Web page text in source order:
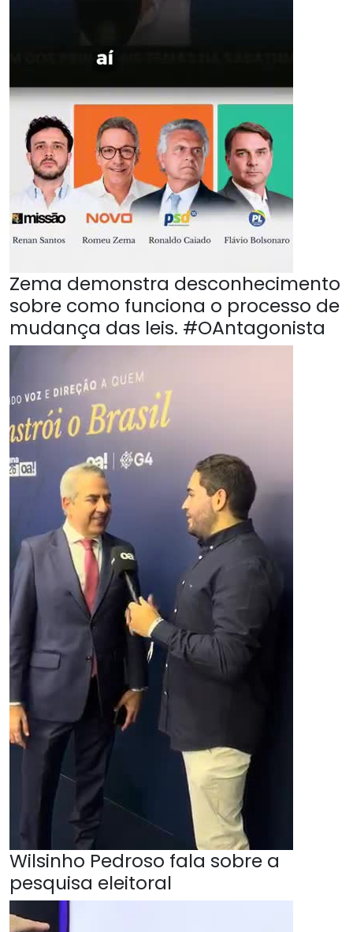
Zema demonstra desconhecimento
sobre como funciona o processo de
mudança das leis. #OAntagonista
Wilsinho Pedroso fala sobre a
pesquisa eleitoral